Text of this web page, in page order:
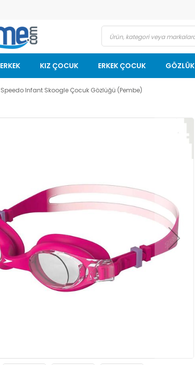
ERKEK KIZ ÇOCUK ERKEK ÇOCUK GÖZLÜK
Speedo Infant Skoogle Çocuk Gözlüğü (Pembe)